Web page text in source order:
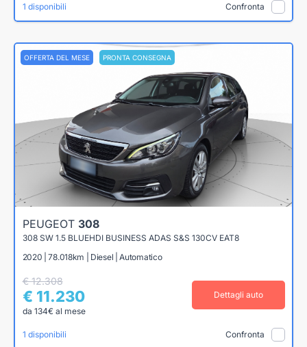
1 disponibili Confronta
OFFERTA DEL MESE PRONTA CONSEGNA
PEUGEOT 308
308 SW 1.5 BLUEHDI BUSINESS ADAS S&S 130CV EAT8
2020 | 78.018km | Diesel | Automatico
€ 12.308
€ 11.230
da 134€ al mese
Dettagli auto
1 disponibili Confronta